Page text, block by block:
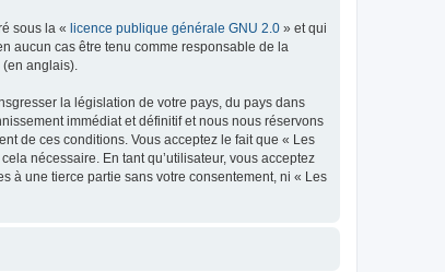
sous la « licence publique générale GNU 2.0 » et qui
aucun cas être tenu comme responsable de la
(en anglais).
la législation de votre pays, du pays dans
immédiat et définitif et nous nous réservons
de ces conditions. Vous acceptez le fait que « Les
nécessaire. En tant qu’utilisateur, vous acceptez
à une tierce partie sans votre consentement, ni « Les